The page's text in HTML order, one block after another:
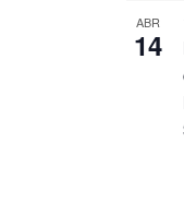
ABR
14